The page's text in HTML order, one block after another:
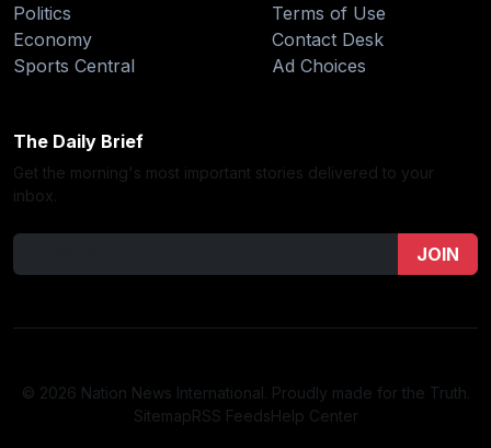
Politics
Economy
Sports Central
Terms of Use
Contact Desk
Ad Choices
The Daily Brief
Get the morning's most important stories delivered to your
inbox.
JOIN
© 2026 Nation News International. Proudly made for the Truth.
SitemapRSS FeedsHelp Center